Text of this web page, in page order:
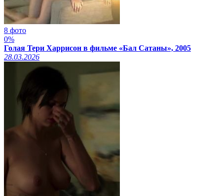
8 фото
0%
Голая Тери Харрисон в фильме «Бал Сатаны», 2005
28.03.2026